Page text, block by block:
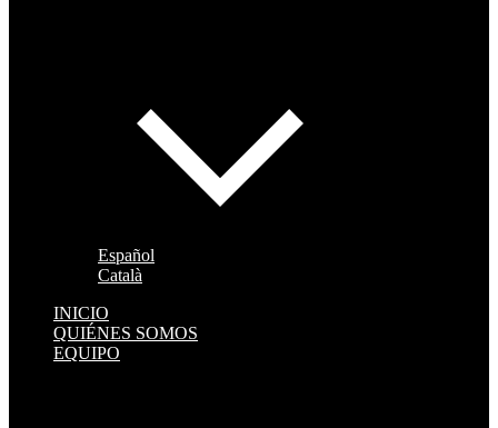
Español
Català
INICIO
QUIÉNES SOMOS
EQUIPO